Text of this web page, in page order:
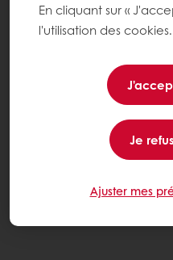
En cliquant sur «
l'utilisation des cookies.
Je
Ajuster mes